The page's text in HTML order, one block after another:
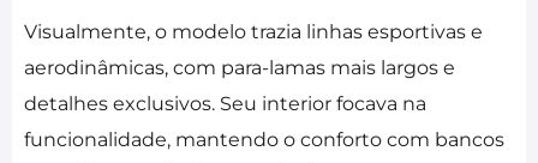
Visualmente, o modelo trazia linhas esportivas e
aerodinâmicas, com para-lamas mais largos e
detalhes exclusivos. Seu interior focava na
funcionalidade, mantendo o conforto com bancos